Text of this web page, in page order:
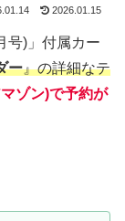
2026.01.15
号)」付属カー
ー』の詳細なテ
ゾン)で予約が